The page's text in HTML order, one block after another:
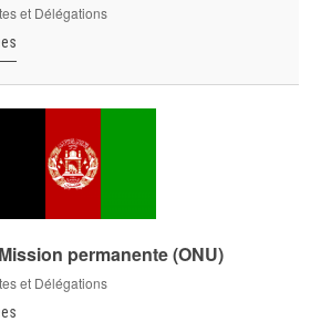
et Délégations
permanente (ONU)
et Délégations